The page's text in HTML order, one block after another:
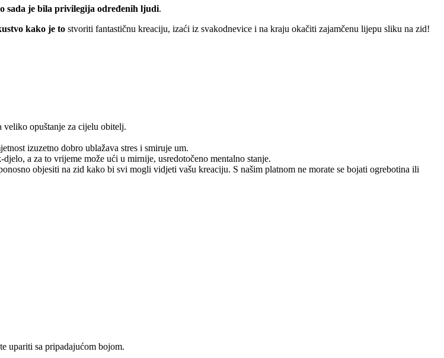
sada je bila privilegija određenih ljudi.
kako je to stvoriti fantastičnu kreaciju, izaći iz svakodnevice i na kraju okačiti zajamčenu lijepu sliku na zid!
veliko opuštanje za cijelu obitelj.
izuzetno dobro ublažava stres i smiruje um.
a za to vrijeme može ući u mirnije, usredotočeno mentalno stanje.
objesiti na zid kako bi svi mogli vidjeti vašu kreaciju. S našim platnom ne morate se bojati ogrebotina ili
upariti sa pripadajućom bojom.